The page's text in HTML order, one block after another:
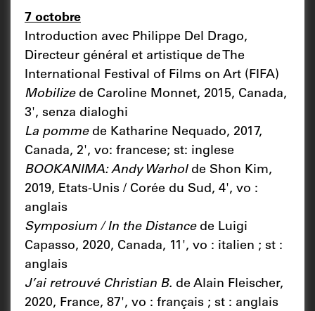
7 octobre
Introduction avec Philippe Del Drago,
Directeur général et artistique de The
International Festival of Films on Art (FIFA)
Mobilizede Caroline Monnet, 2015, Canada,
3', senza dialoghi
La pommede Katharine Nequado, 2017,
Canada, 2', vo: francese; st: inglese
BOOKANIMA: Andy Warholde Shon Kim,
2019, Etats-Unis / Corée du Sud, 4', vo :
anglais
Symposium / In the Distancede Luigi
Capasso, 2020, Canada, 11', vo : italien ; st :
anglais
J’ai retrouvé Christian B. de Alain Fleischer,
2020, France, 87', vo : français ; st : anglais